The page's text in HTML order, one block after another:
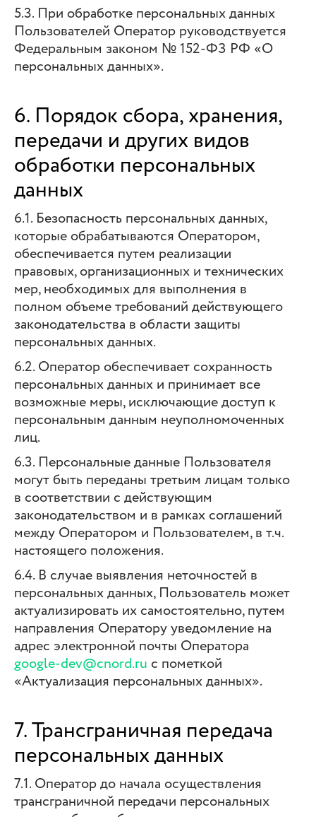
5.3. При обработке персональных данных
Пользователей Оператор руководствуется
Федеральным законом № 152-ФЗ РФ «О
персональных данных».
6. Порядок сбора, хранения,
передачи и других видов
обработки персональных
данных
6.1. Безопасность персональных данных,
которые обрабатываются Оператором,
обеспечивается путем реализации
правовых, организационных и технических
мер, необходимых для выполнения в
полном объеме требований действующего
законодательства в области защиты
персональных данных.
6.2. Оператор обеспечивает сохранность
персональных данных и принимает все
возможные меры, исключающие доступ к
персональным данным неуполномоченных
лиц.
6.3. Персональные данные Пользователя
могут быть переданы третьим лицам только
в соответствии с действующим
законодательством и в рамках соглашений
между Оператором и Пользователем, в т.ч.
настоящего положения.
6.4. В случае выявления неточностей в
персональных данных, Пользователь может
актуализировать их самостоятельно, путем
направления Оператору уведомление на
адрес электронной почты Оператора
google-dev@cnord.ru с пометкой
«Актуализация персональных данных».
7. Трансграничная передача
персональных данных
7.1. Оператор до начала осуществления
трансграничной передачи персональных